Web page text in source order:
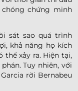
chóng chứng minh
sát sao quá trình
khả năng họ kích
thể xảy ra. Hiện tại,
Tuy nhiên, với
rời Bernabeu